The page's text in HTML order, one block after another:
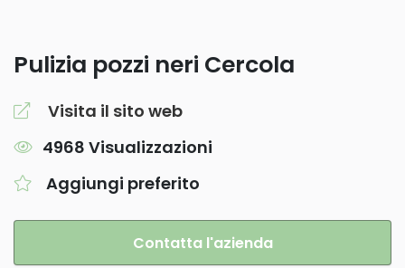
Pulizia pozzi neri Cercola
Visita il sito web
4968 Visualizzazioni
Aggiungi preferito
Contatta l'azienda